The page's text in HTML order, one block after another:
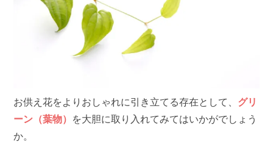
お供え花をよりおしゃれに引き立てる存在として、 グリ
ーン（葉物） を大胆に取り入れてみてはいかがでしょう
か。